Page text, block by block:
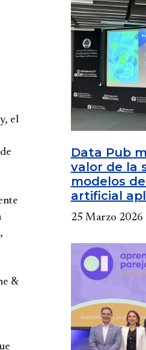
el
&
Data Pub
valor de la
modelos
artificial
25 Marzo 2026